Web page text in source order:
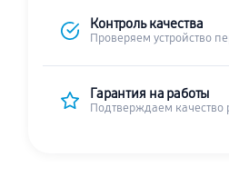
Контроль качества
Проверяем устройство
Гарантия на работы
Подтверждаем качество